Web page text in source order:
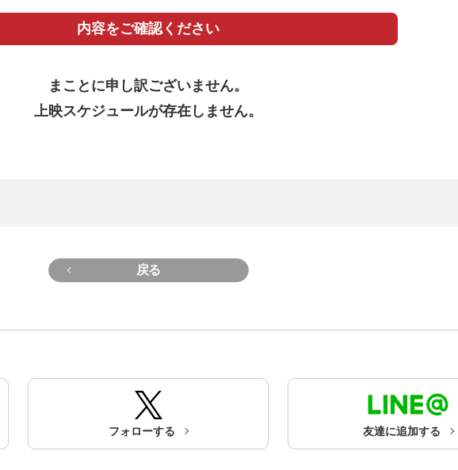
内容をご確認ください
まことに申し訳ございません。
上映スケジュールが存在しません。
戻る
フォローする 友達に追加する